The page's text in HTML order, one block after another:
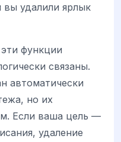
вы удалили ярлык
функции
связаны.
автоматически
но их
Если ваша цель —
удаление